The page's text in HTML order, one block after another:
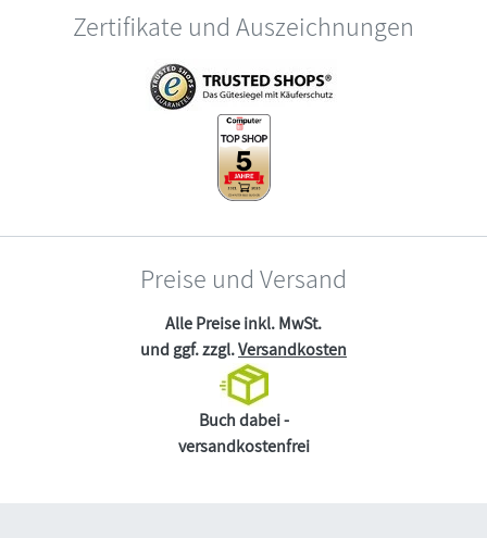
Zertifikate und Auszeichnungen
Preise und Versand
Alle Preise inkl. MwSt.
und ggf. zzgl.Versandkosten
Buch dabei -
versandkostenfrei